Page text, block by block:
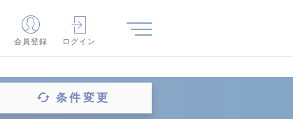
会員登録 ログイン
条件変更